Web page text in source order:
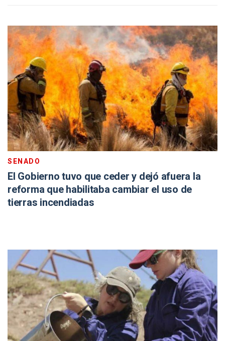
SENADO
El Gobierno tuvo que ceder y dejó afuera la
reforma que habilitaba cambiar el uso de
tierras incendiadas